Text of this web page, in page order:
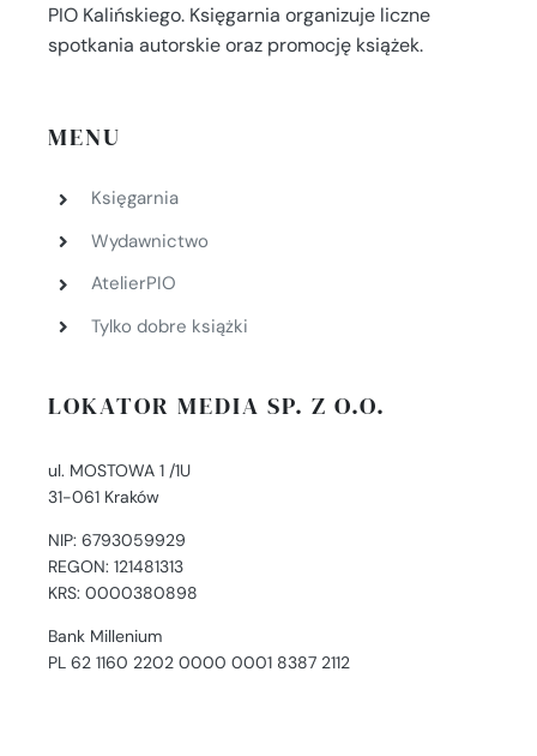
PIO Kalińskiego. Księgarnia organizuje liczne
spotkania autorskie oraz promocję książek.
MENU
Księgarnia
Wydawnictwo
AtelierPIO
Tylko dobre książki
LOKATOR MEDIA SP. Z O.O.
ul. MOSTOWA 1 /1U
31-061 Kraków
NIP: 6793059929
REGON: 121481313
KRS: 0000380898
Bank Millenium
PL 62 1160 2202 0000 0001 8387 2112